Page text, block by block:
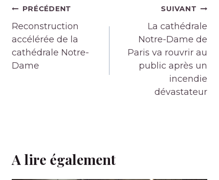
Navigation
de
l’article
PRÉCÉDENT
Reconstruction
accélérée de la
cathédrale Notre-
Dame
SUIVANT
La cathédrale
Notre-Dame de
Paris va rouvrir au
public après un
incendie
dévastateur
A lire également